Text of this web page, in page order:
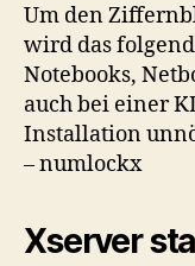
Um den
wird das
Notebooks,
auch bei einer
Installation
– numlockx
Xserver